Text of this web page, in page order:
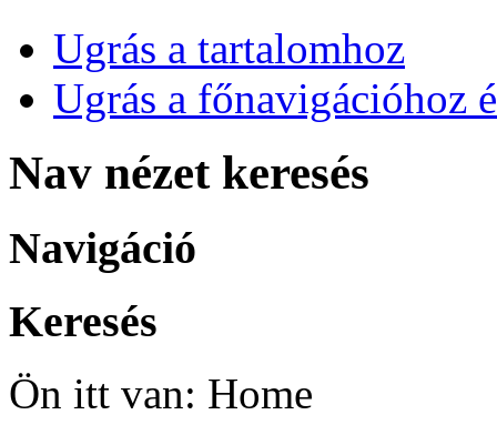
Ugrás a tartalomhoz
Ugrás a főnavigációhoz
Nav nézet keresés
Navigáció
Keresés
Ön itt van: Home